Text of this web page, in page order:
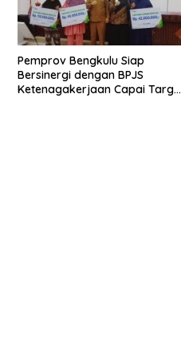
Pemprov Bengkulu Siap
Bersinergi dengan BPJS
Ketenagakerjaan Capai Target